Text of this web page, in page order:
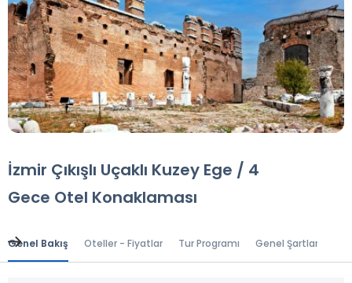
İzmir Çıkışlı Uçaklı Kuzey Ege / 4
Gece Otel Konaklaması
Genel Bakış Oteller - Fiyatlar Tur Programı Genel Şartlar